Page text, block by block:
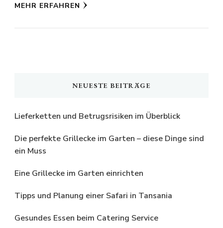
MEHR ERFAHREN
NEUESTE BEITRÄGE
Lieferketten und Betrugsrisiken im Überblick
Die perfekte Grillecke im Garten – diese Dinge sind
ein Muss
Eine Grillecke im Garten einrichten
Tipps und Planung einer Safari in Tansania
Gesundes Essen beim Catering Service